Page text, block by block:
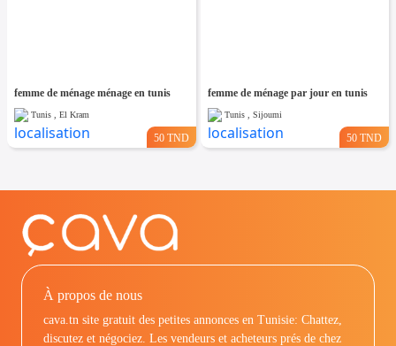
femme de ménage ménage en tunis
Tunis , El Kram
50 TND
femme de ménage par jour en tunis
Tunis , Sijoumi
50 TND
À propos de nous
cava.tn site gratuit des petites annonces en Tunisie: Chattez,
discutez et négociez. Les vendeurs et acheteurs prés de chez